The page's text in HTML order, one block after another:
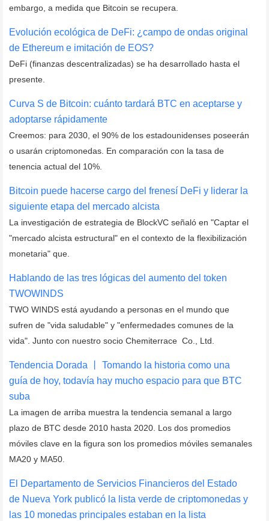
embargo, a medida que Bitcoin se recupera.
Evolución ecológica de DeFi: ¿campo de ondas original
de Ethereum e imitación de EOS?
DeFi (finanzas descentralizadas) se ha desarrollado hasta el
presente.
Curva S de Bitcoin: cuánto tardará BTC en aceptarse y
adoptarse rápidamente
Creemos: para 2030, el 90% de los estadounidenses poseerán
o usarán criptomonedas. En comparación con la tasa de
tenencia actual del 10%.
Bitcoin puede hacerse cargo del frenesí DeFi y liderar la
siguiente etapa del mercado alcista
La investigación de estrategia de BlockVC señaló en "Captar el
"mercado alcista estructural" en el contexto de la flexibilización
monetaria" que.
Hablando de las tres lógicas del aumento del token
TWOWINDS
TWO WINDS está ayudando a personas en el mundo que
sufren de "vida saludable" y "enfermedades comunes de la
vida". Junto con nuestro socio Chemiterrace Co., Ltd.
Tendencia Dorada 丨 Tomando la historia como una
guía de hoy, todavía hay mucho espacio para que BTC
suba
La imagen de arriba muestra la tendencia semanal a largo
plazo de BTC desde 2010 hasta 2020. Los dos promedios
móviles clave en la figura son los promedios móviles semanales
MA20 y MA50.
El Departamento de Servicios Financieros del Estado
de Nueva York publicó la lista verde de criptomonedas y
las 10 monedas principales estaban en la lista